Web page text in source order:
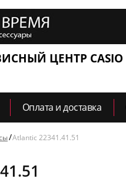
ЦЕНТР CASIO
Оплата и доставка
Atlantic 22341.41.51